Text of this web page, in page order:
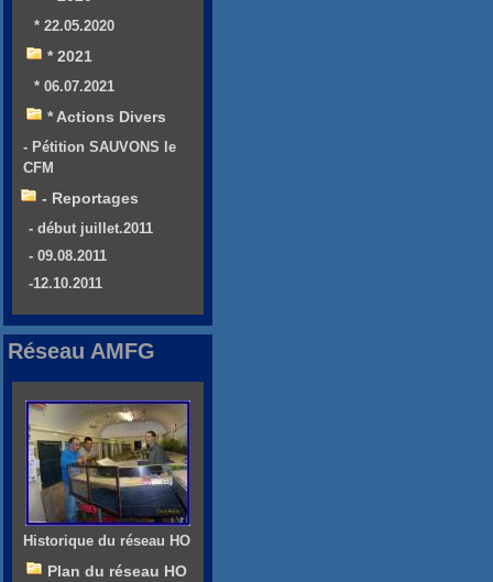
* 22.05.2020
* 2021
* 06.07.2021
* Actions Divers
- Pétition SAUVONS le
CFM
- Reportages
- début juillet.2011
- 09.08.2011
-12.10.2011
Réseau AMFG
Historique du réseau HO
Plan du réseau HO